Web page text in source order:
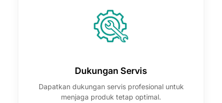
Dukungan Servis
Dapatkan dukungan servis profesional untuk
menjaga produk tetap optimal.